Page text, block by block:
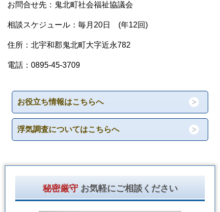
お問合せ先：鬼北町社会福祉協議会
相談スケジュール： 毎月20日 (年12回)
住所： 北宇和郡鬼北町大字近永782
電話：0895-45-3709
お役立ち情報はこちらへ
浮気調査についてはこちらへ
秘密厳守 お気軽にご相談ください